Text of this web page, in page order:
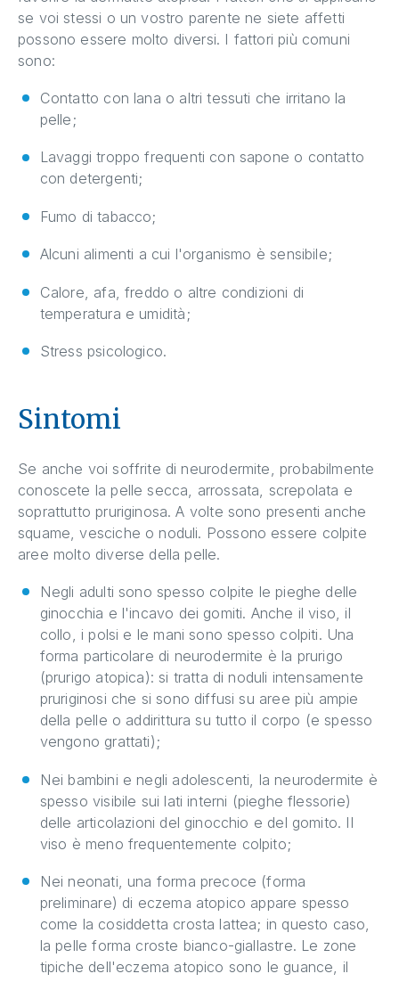
se voi stessi o un vostro parente ne siete affetti
possono essere molto diversi. I fattori più comuni
sono:
Contatto con lana o altri tessuti che irritano la
pelle;
Lavaggi troppo frequenti con sapone o contatto
con detergenti;
Fumo di tabacco;
Alcuni alimenti a cui l'organismo è sensibile;
Calore, afa, freddo o altre condizioni di
temperatura e umidità;
Stress psicologico.
Sintomi
Se anche voi soffrite di neurodermite, probabilmente
conoscete la pelle secca, arrossata, screpolata e
soprattutto pruriginosa. A volte sono presenti anche
squame, vesciche o noduli. Possono essere colpite
aree molto diverse della pelle.
Negli adulti sono spesso colpite le pieghe delle
ginocchia e l'incavo dei gomiti. Anche il viso, il
collo, i polsi e le mani sono spesso colpiti. Una
forma particolare di neurodermite è la prurigo
(prurigo atopica): si tratta di noduli intensamente
pruriginosi che si sono diffusi su aree più ampie
della pelle o addirittura su tutto il corpo (e spesso
vengono grattati);
Nei bambini e negli adolescenti, la neurodermite è
spesso visibile sui lati interni (pieghe flessorie)
delle articolazioni del ginocchio e del gomito. Il
viso è meno frequentemente colpito;
Nei neonati, una forma precoce (forma
preliminare) di eczema atopico appare spesso
come la cosiddetta crosta lattea; in questo caso,
la pelle forma croste bianco-giallastre. Le zone
tipiche dell'eczema atopico sono le guance, il